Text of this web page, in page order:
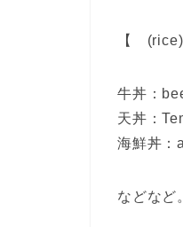
【
牛丼：
天丼：
海鮮丼：
などなど